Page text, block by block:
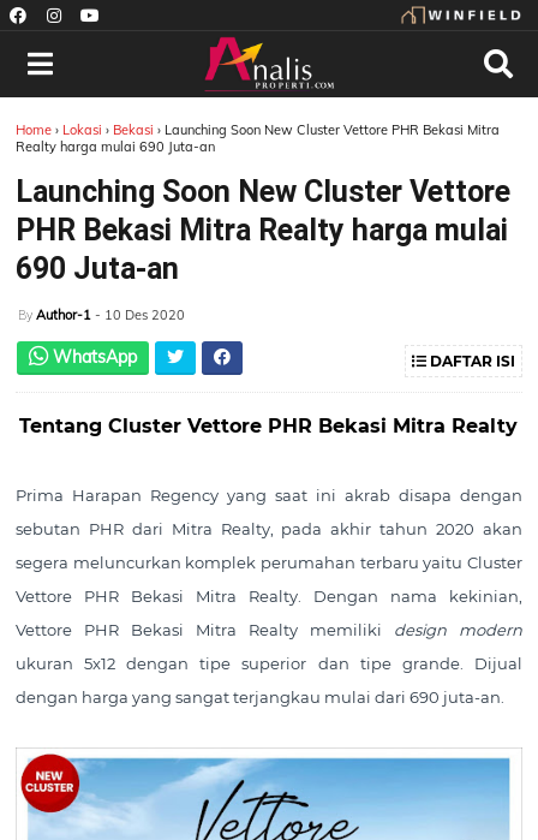
Home › Lokasi › Bekasi› Launching Soon New Cluster Vettore PHR Bekasi Mitra
Realty harga mulai 690 Juta-an
Launching Soon New Cluster Vettore
PHR Bekasi Mitra Realty harga mulai
690 Juta-an
By Author-1 - 10 Des 2020
WhatsApp DAFTAR ISI
Tentang Cluster Vettore PHR Bekasi Mitra Realty
Prima Harapan Regency yang saat ini akrab disapa dengan
sebutan PHR dari Mitra Realty, pada akhir tahun 2020 akan
segera meluncurkan komplek perumahan terbaru yaitu Cluster
Vettore PHR Bekasi Mitra Realty. Dengan nama kekinian,
Vettore PHR Bekasi Mitra Realty memiliki design modern
ukuran 5x12 dengan tipe superior dan tipe grande. Dijual
dengan harga yang sangat terjangkau mulai dari 690 juta-an.